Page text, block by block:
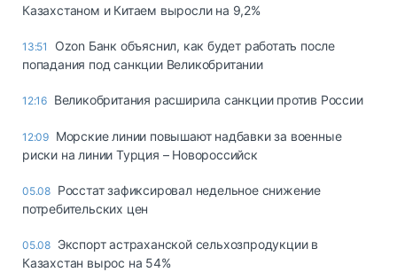
Казахстаном и Китаем выросли на 9,2%
13:51
Ozon Банк объяснил, как будет работать после
попадания под санкции Великобритании
12:16 Великобритания расширила санкции против России
12:09 Морские линии повышают надбавки за военные
риски на линии Турция – Новороссийск
05.08 Росстат зафиксировал недельное снижение
потребительских цен
05.08 Экспорт астраханской сельхозпродукции в
Казахстан вырос на 54%